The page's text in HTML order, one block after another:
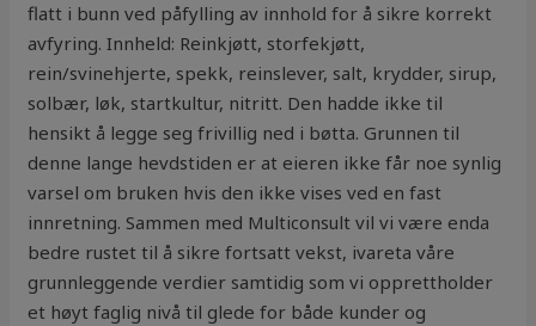
flatt i bunn ved påfylling av innhold for å sikre korrekt
avfyring. Innheld: Reinkjøtt, storfekjøtt,
rein/svinehjerte, spekk, reinslever, salt, krydder, sirup,
solbær, løk, startkultur, nitritt. Den hadde ikke til
hensikt å legge seg frivillig ned i bøtta. Grunnen til
denne lange hevdstiden er at eieren ikke får noe synlig
varsel om bruken hvis den ikke vises ved en fast
innretning. Sammen med Multiconsult vil vi være enda
bedre rustet til å sikre fortsatt vekst, ivareta våre
grunnleggende verdier samtidig som vi opprettholder
et høyt faglig nivå til glede for både kunder og